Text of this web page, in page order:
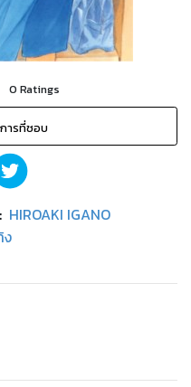
0 Ratings
ารที่ชอบ
HIROAKI IGANO
ง